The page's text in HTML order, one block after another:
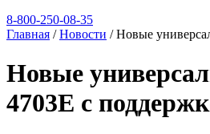
8‑800‑250‑08‑35
Главная /Новости /Новые
Новые
4703E с